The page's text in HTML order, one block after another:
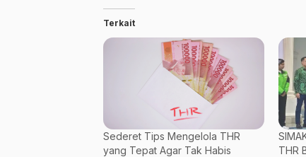
Terkait
Sederet Tips Mengelola THR
yang Tepat Agar Tak Habis
THR